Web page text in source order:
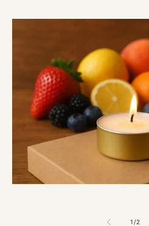
SKIP TO PRODUCT
1
in
1 /
of2